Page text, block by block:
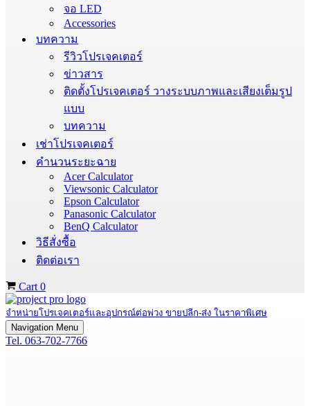
จอ LED
Accessories
บทความ
รีวิวโปรเจคเตอร์
ข่าวสาร
ติดตั้งโปรเจคเตอร์ วางระบบภาพและเสียงเต็มรูป
แบบ
บทความ
เช่าโปรเจคเตอร์
คำนวนระยะฉาย
Acer Calculator
Viewsonic Calculator
Epson Calculator
Panasonic Calculator
BenQ Calculator
วิธีสั่งซื้อ
ติดต่อเรา
Cart 0
จำหน่ายโปรเจคเตอร์และอุปกรณ์ต่อพ่วง ขายปลีก-ส่ง ในราคาพิเศษ
Navigation Menu
Tel. 063-702-7766